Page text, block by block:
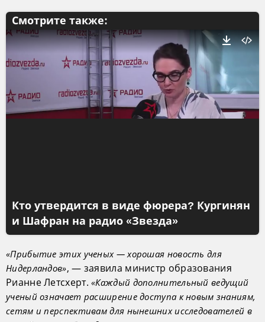
Смотрите также:
Кто утвердится в виде фюрера? Кургинян
и Шафран на радио «Звезда»
«Прибытие этих ученых — хорошая новость для
Нидерландов», — заявила министр образования
Рианне Летсхерт.«Каждый дополнительный ведущий
ученый означает расширение доступа к новым знаниям,
сетям и перспективам для нынешних исследователей в